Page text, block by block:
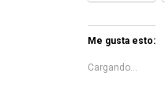
Me gusta esto:
Cargando...